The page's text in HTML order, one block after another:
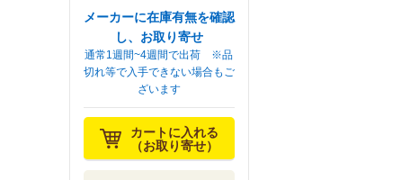
メーカーに在庫有無を確認
し、お取り寄せ
通常1週間~4週間で出荷 ※品
切れ等で入手できない場合もご
ざいます
カートに入れる
（お取り寄せ）